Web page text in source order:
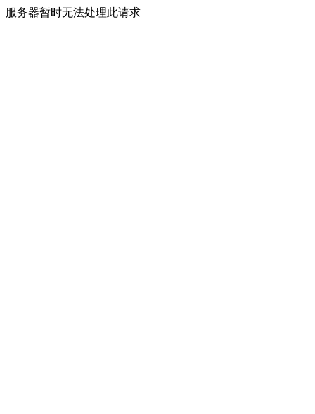
服务器暂时无法处理此请求